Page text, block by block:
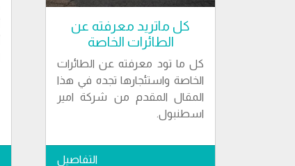
كل ماتريد معرفته عن
الطائرات الخاصة
كل ما تود معرفته عن الطائرات
الخاصة واستئجارها تجده في هذا
المقال المقدم من شركة امير
اسطنبول.
التفاصيل